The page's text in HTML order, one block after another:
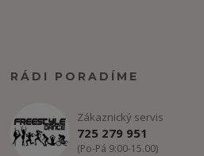
RÁDI PORADÍME
Zákaznický servis
725 279 951
(Po-Pá 9:00-15.00)